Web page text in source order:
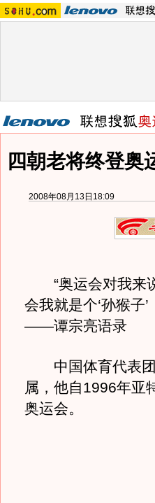
四朝老将终登奥
2008年08月13日18:09
“奥运会对我来说
会我就是个‘孙猴子
——谭宗亮语录
中国体育代表团
属，他自1996年亚
奥运会。